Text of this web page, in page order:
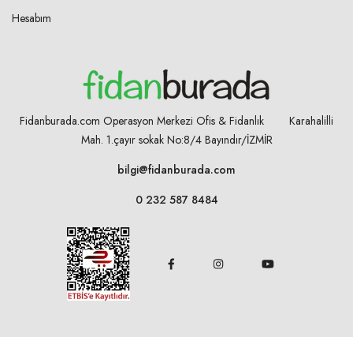
Hesabım
Fidanburada.com Operasyon Merkezi Ofis & Fidanlık Karahalilli
Mah. 1.çayır sokak No:8/4 Bayındır/İZMİR
bilgi@fidanburada.com
0 232 587 8484